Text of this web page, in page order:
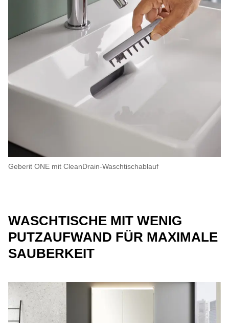
Geberit ONE mit CleanDrain-Waschtischablauf
WASCHTISCHE MIT WENIG
PUTZAUFWAND FÜR MAXIMALE
SAUBERKEIT